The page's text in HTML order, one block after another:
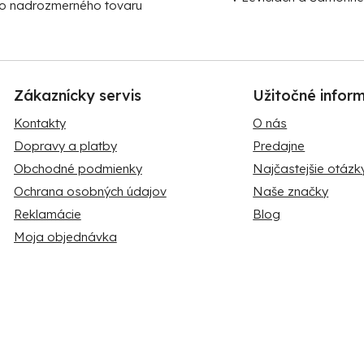
v
v
p
nadrozmerného tovaru
Zákaznícky servis
Kontakty
Dopravy a platby
Obchodné podmienky
Ochrana osobných údajov
Reklamácie
Moja objednávka
Užitočné
O nás
Predajne
Najčastejšie
Naše značky
Blog